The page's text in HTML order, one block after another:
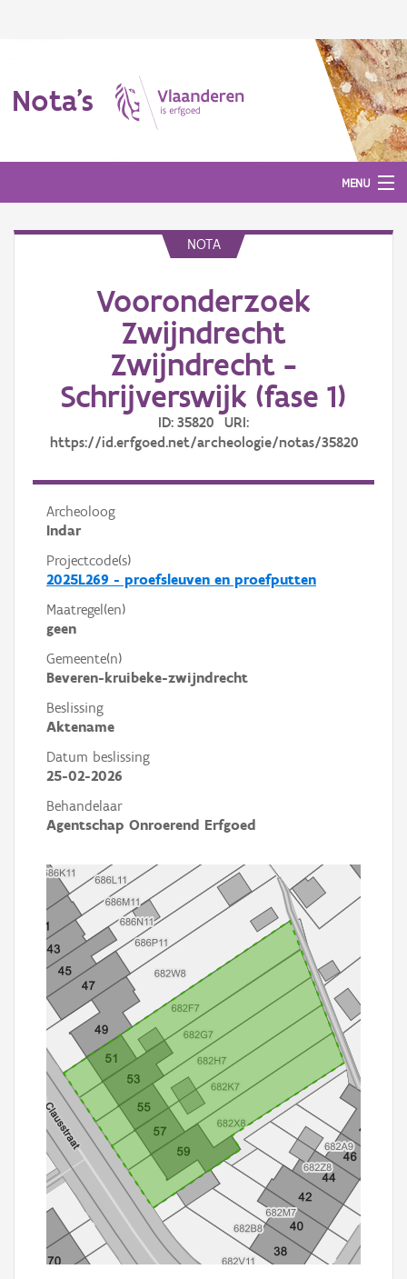
Nota's
MENU
NOTA
Vooronderzoek
Zwijndrecht
Zwijndrecht -
Schrijverswijk (fase 1)
ID: 35820 URI:
https://id.erfgoed.net/archeologie/notas/35820
Archeoloog
Indar
Projectcode(s)
2025L269 - proefsleuven en proefputten
Maatregel(en)
geen
Gemeente(n)
Beveren-kruibeke-zwijndrecht
Beslissing
Aktename
Datum beslissing
25-02-2026
Behandelaar
Agentschap Onroerend Erfgoed